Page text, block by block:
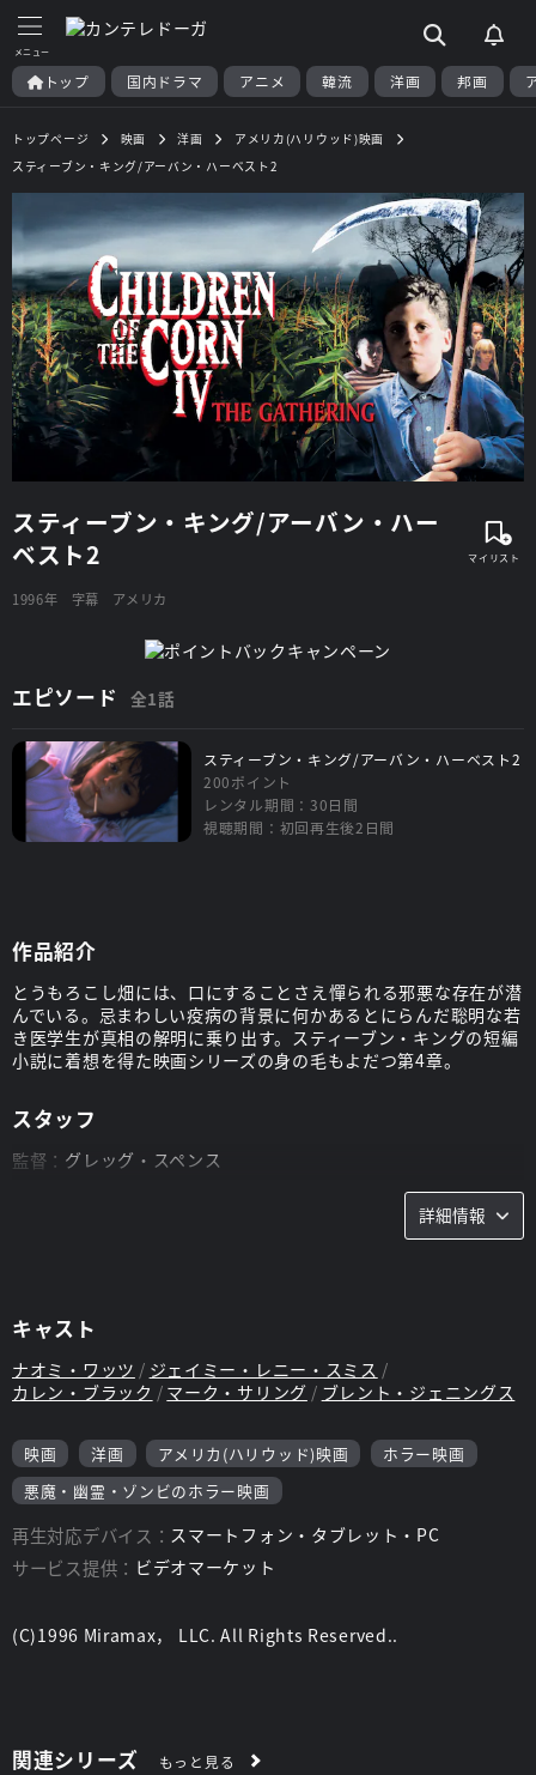
トップ 国内ドラマ アニメ 韓流 洋画 邦画
トップページ 映画 洋画
アメリカ(ハリウッド)映画
スティーブン・キング/アーバン・ハーベスト2
スティーブン・キング/アーバン・ハー
ベスト2
1996年 字幕 アメリカ
エピソード 全1話
スティーブン・キング/アーバン・ハーベスト2
200ポイント
レンタル期間：30日間
視聴期間：初回再生後2日間
作品紹介
とうもろこし畑には、口にすることさえ憚られる邪悪な存在が潜
んでいる。忌まわしい疫病の背景に何かあるとにらんだ聡明な若
き医学生が真相の解明に乗り出す。スティーブン・キングの短編
小説に着想を得た映画シリーズの身の毛もよだつ第4章。
スタッフ
監督： グレッグ・スペンス
スティーヴン・キング、スティーヴン・バーガー
詳細情報
キャスト
ナオミ・ワッツ
ジェイミー・レニー・スミス
カレン・ブラック
マーク・サリング ブレント・ジェニングス
映画 洋画 アメリカ(ハリウッド)映画
ホラー映画
悪魔・幽霊・ゾンビのホラー映画
再生対応デバイス： スマートフォン・タブレット・PC
サービス提供： ビデオマーケット
(C)1996 Miramax， LLC. All Rights Reserved..
関連シリーズ もっと見る